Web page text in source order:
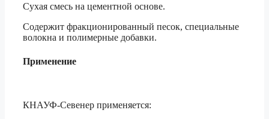
Сухая смесь на цементной основе.
Содержит фракционированный песок, специальные
волокна и полимерные добавки.
Применение
КНАУФ-Севенер применяется: